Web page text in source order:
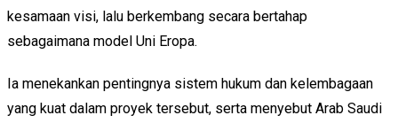
kesamaan visi, lalu berkembang secara bertahap
sebagaimana model Uni Eropa.
Ia menekankan pentingnya sistem hukum dan kelembagaan
yang kuat dalam proyek tersebut, serta menyebut Arab Saudi